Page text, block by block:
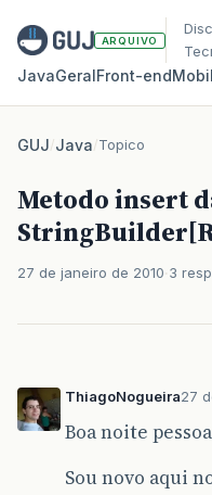
ARQUIVO
JavaGeralFront‑end
GUJ/Java/Topico
Metodo insert
27 de janeiro de 2010 3
ThiagoNogueira27
Boa noite
Sou novo aqui